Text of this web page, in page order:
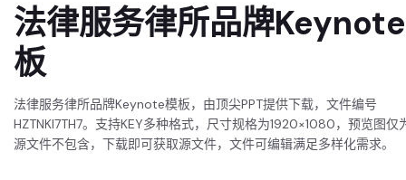
法律服务律所品牌
板
法律服务律所品牌Keynote模板，由顶尖PPT提供下载，文件编号
HZTNKI7TH7。支持KEY多种格式，尺寸规格为1920×1080，预览图仅
源文件不包含，下载即可获取源文件，文件可编辑满足多样化需求。